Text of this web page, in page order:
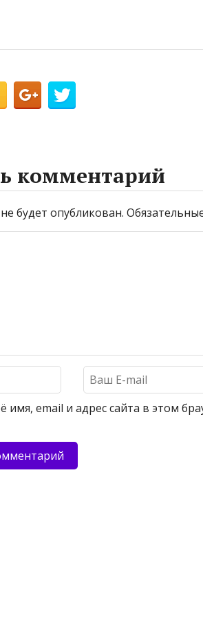
комментарий
будет опубликован.
имя, email и адрес сайта в этом